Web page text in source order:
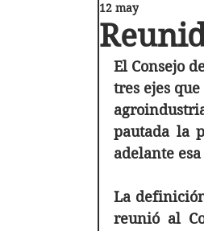
12 may
El Consejo
tres ejes
pautada la
adelante
La
reunió al